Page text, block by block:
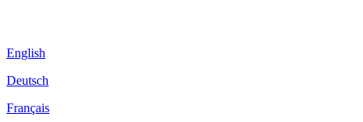
English
Deutsch
Français